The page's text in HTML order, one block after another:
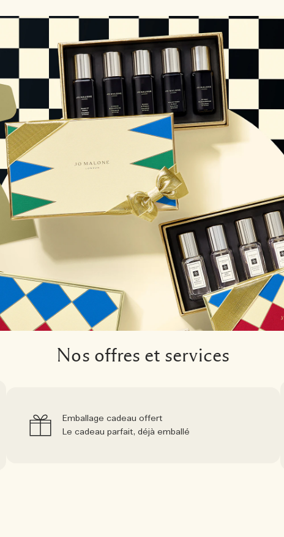
Nos offres et services
Emballage cadeau offert
Le cadeau parfait, déjà emballé